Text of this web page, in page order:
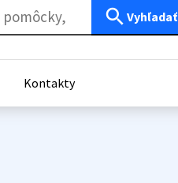
search Vyhľadať
Kontakty